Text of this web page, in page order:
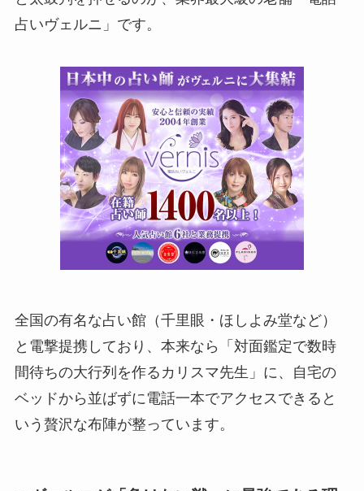
占いヴェルニ」です。
全国の有名な占い館（千里眼・ほしよみ堂など）
と電撃提携しており、本来なら「対面鑑定で数時
間待ちの大行列を作るカリスマ先生」に、自宅の
ベッドから並ばずに電話一本でアクセスできると
いう贅沢な布陣が整っています。